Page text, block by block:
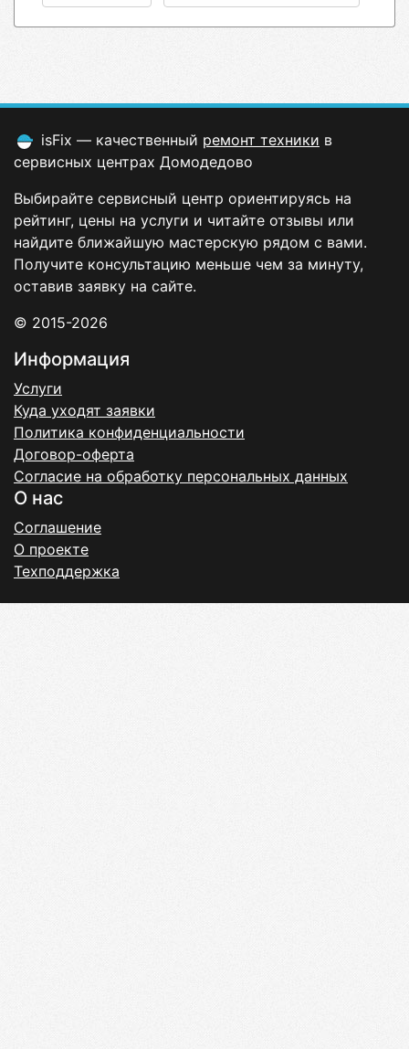
isFix — качественный ремонт техники в
сервисных центрах Домодедово
Выбирайте сервисный центр ориентируясь на
рейтинг, цены на услуги и читайте отзывы или
найдите ближайшую мастерскую рядом с вами.
Получите консультацию меньше чем за минуту,
оставив заявку на сайте.
© 2015-2026
Информация
Услуги
Куда уходят заявки
Политика конфиденциальности
Договор-оферта
Согласие на обработку персональных данных
О нас
Соглашение
О проекте
Техподдержка